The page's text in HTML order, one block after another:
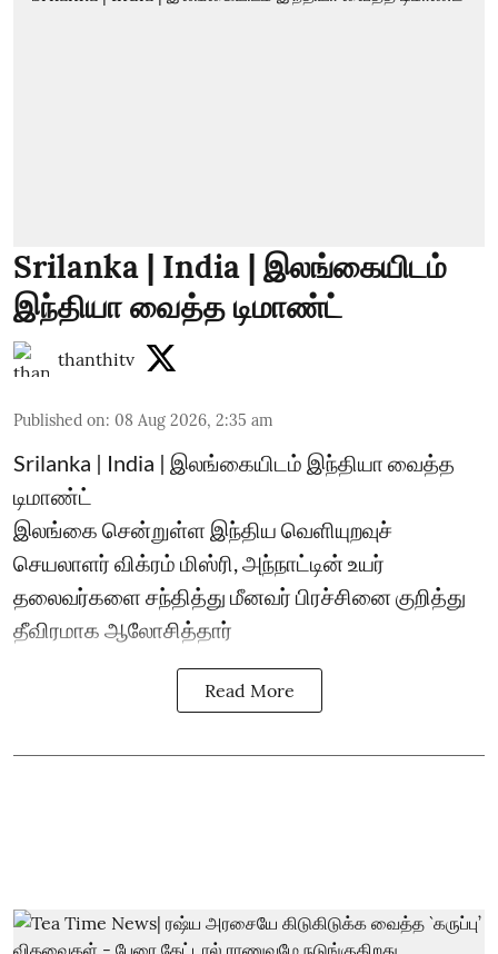
Srilanka | India | இலங்கையிடம்
இந்தியா வைத்த டிமாண்ட்
thanthitv
Published on: 08 Aug 2026, 2:35 am
Srilanka | India | இலங்கையிடம் இந்தியா வைத்த
டிமாண்ட்
இலங்கை சென்றுள்ள இந்திய வெளியுறவுச்
செயலாளர் விக்ரம் மிஸ்ரி, அந்நாட்டின் உயர்
தலைவர்களை சந்தித்து மீனவர் பிரச்சினை குறித்து
தீவிரமாக ஆலோசித்தார்
Read More